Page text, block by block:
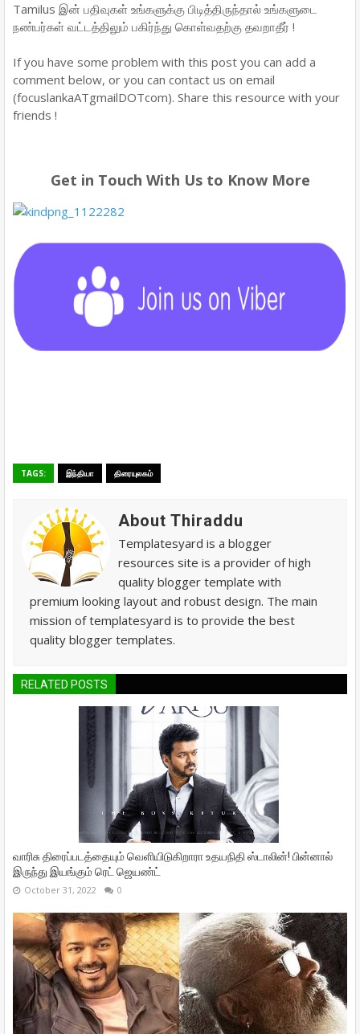
Tamilus இன் பதிவுகள் உங்களுக்கு பிடித்திருந்தால் உங்களுடை
நண்பர்கள் வட்டத்திலும் பகிர்ந்து கொள்வதற்கு தவறாதீர் !
If you have some problem with this post you can add a
comment below, or you can contact us on email
(focuslankaATgmailDOTcom). Share this resource with your
friends !
Get in Touch With Us to Know More
TAGS: இந்தியா திரையுலகம்
About Thiraddu
Templatesyard is a blogger
resources site is a provider of high
quality blogger template with
premium looking layout and robust design. The main
mission of templatesyard is to provide the best
quality blogger templates.
RELATED POSTS
வாரிசு திரைப்படத்தையும் வெளியிடுகிறாரா உதயநிதி ஸ்டாலின்! பின்னால்
இருந்து இயங்கும் ரெட் ஜெயண்ட்
October 31, 2022 0